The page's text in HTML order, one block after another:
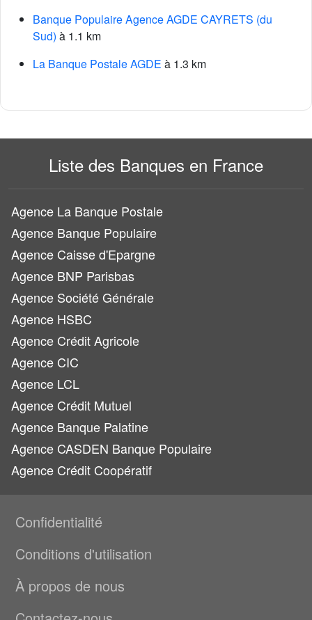
Banque Populaire Agence AGDE CAYRETS (du
Sud) à 1.1 km
La Banque Postale AGDE à 1.3 km
Liste des Banques en France
Agence La Banque Postale
Agence Banque Populaire
Agence Caisse d'Epargne
Agence BNP Parisbas
Agence Société Générale
Agence HSBC
Agence Crédit Agricole
Agence CIC
Agence LCL
Agence Crédit Mutuel
Agence Banque Palatine
Agence CASDEN Banque Populaire
Agence Crédit Coopératif
Confidentialité
Conditions d'utilisation
À propos de nous